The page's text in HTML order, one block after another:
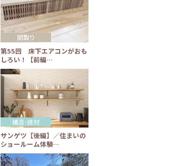
第55回 床下エアコンがおも
しろい！【前編…
間取り
サンゲツ【後編】／住まいの
ショールーム体験…
構造・建材